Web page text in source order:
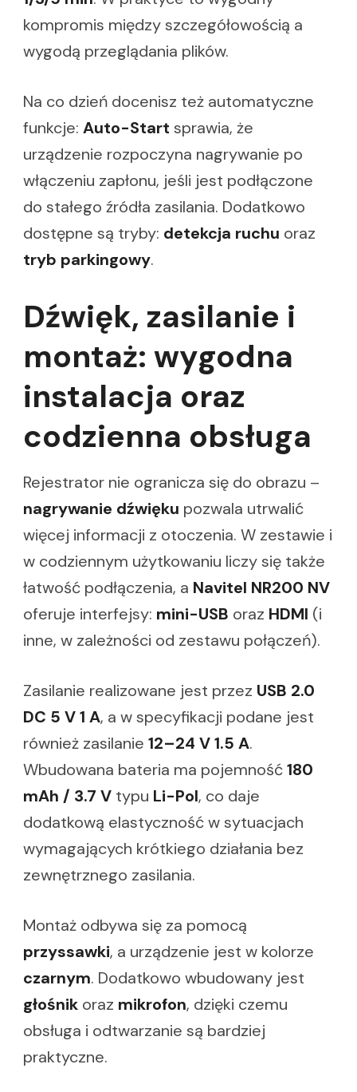
kompromis między szczegółowością a
wygodą przeglądania plików.
Na co dzień docenisz też automatyczne
funkcje: Auto-Start sprawia, że
urządzenie rozpoczyna nagrywanie po
włączeniu zapłonu, jeśli jest podłączone
do stałego źródła zasilania. Dodatkowo
dostępne są tryby: detekcja ruchu oraz
tryb parkingowy.
Dźwięk, zasilanie i
montaż: wygodna
instalacja oraz
codzienna obsługa
Rejestrator nie ogranicza się do obrazu –
nagrywanie dźwięku pozwala utrwalić
więcej informacji z otoczenia. W zestawie i
w codziennym użytkowaniu liczy się także
łatwość podłączenia, a Navitel NR200 NV
oferuje interfejsy: mini-USB oraz HDMI (i
inne, w zależności od zestawu połączeń).
Zasilanie realizowane jest przez USB 2.0
DC 5 V 1 A, a w specyfikacji podane jest
również zasilanie 12–24 V 1.5 A.
Wbudowana bateria ma pojemność180
mAh / 3.7 V typu Li-Pol, co daje
dodatkową elastyczność w sytuacjach
wymagających krótkiego działania bez
zewnętrznego zasilania.
Montaż odbywa się za pomocą
przyssawki, a urządzenie jest w kolorze
czarnym. Dodatkowo wbudowany jest
głośnik oraz mikrofon, dzięki czemu
obsługa i odtwarzanie są bardziej
praktyczne.